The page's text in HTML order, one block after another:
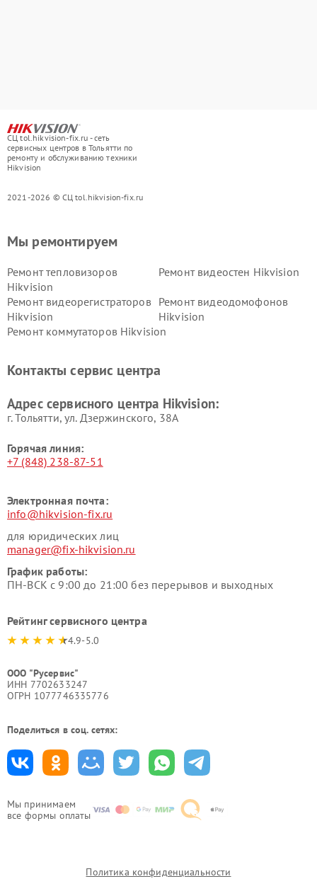
СЦ tol.hikvision-fix.ru - сеть
сервисных центров в Тольятти по
ремонту и обслуживанию техники
Hikvision
2021-2026 © СЦ tol.hikvision-fix.ru
Мы принимаем
все формы оплаты
Мы ремонтируем
Ремонт тепловизоров
Hikvision
Ремонт видеостен Hikvision
Ремонт видеорегистраторов
Hikvision
Ремонт видеодомофонов
Hikvision
Ремонт коммутаторов Hikvision
Контакты сервис центра
Адрес сервисного центра Hikvision:
г. Тольятти, ул. Дзержинского, 38А
Горячая линия:
+7 (848) 238-87-51
Электронная почта:
info@hikvision-fix.ru
для юридических лиц
manager@fix-hikvision.ru
График работы:
ПН-ВСК с 9:00 до 21:00 без перерывов и выходных
Рейтинг сервисного центра
4.9-5.0
ООО "Русервис"
ИНН 7702633247
ОГРН 1077746335776
Поделиться в соц. сетях:
Политика конфиденциальности